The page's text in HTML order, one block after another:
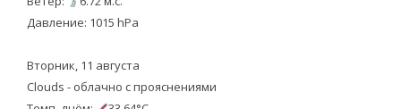
Давление: 1015 hPa
Вторник, 11 августа
Clouds - облачно с прояснениями